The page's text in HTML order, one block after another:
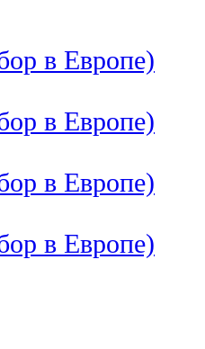
в Европе)
в Европе)
в Европе)
в Европе)